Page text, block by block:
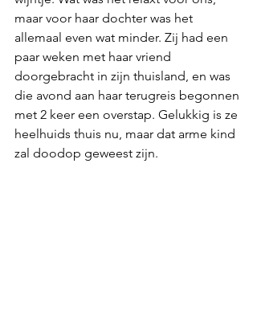
maar voor haar dochter was het
allemaal even wat minder. Zij had een
paar weken met haar vriend
doorgebracht in zijn thuisland, en was
die avond aan haar terugreis begonnen
met 2 keer een overstap. Gelukkig is ze
heelhuids thuis nu, maar dat arme kind
zal doodop geweest zijn.